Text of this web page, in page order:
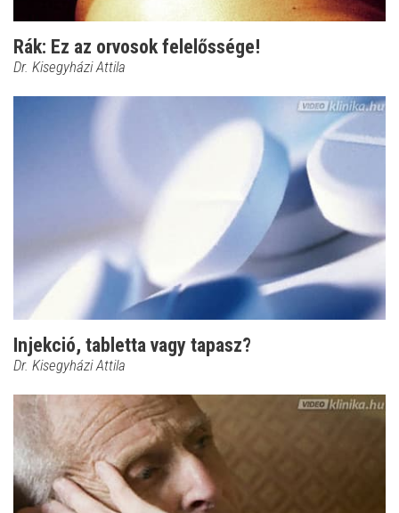
Rák: Ez az orvosok felelőssége!
Dr. Kisegyházi Attila
Injekció, tabletta vagy tapasz?
Dr. Kisegyházi Attila